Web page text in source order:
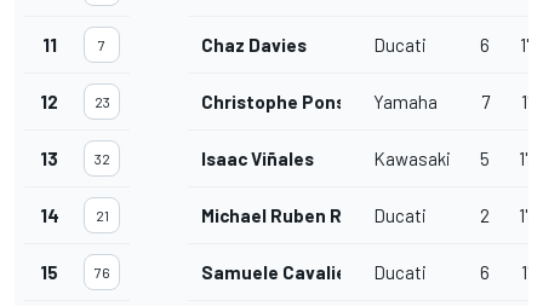
11 7 Chaz Davies Ducati 6
12 23 Christophe PonssonYamaha 7
13 32 Isaac Viñales Kawasaki 5
14 21 Michael Ruben RinaldiDucati 2
15 76 Samuele Cavalieri Ducati 6